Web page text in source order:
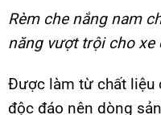
Rèm che nắng nam
năng vượt trội cho xe
Được làm từ chất liệu
độc đáo nên dòng